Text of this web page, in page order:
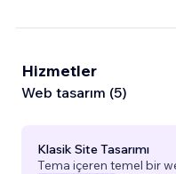
Hizmetler
Web tasarım (5)
Klasik Site Tasarımı
Tema içeren temel bir